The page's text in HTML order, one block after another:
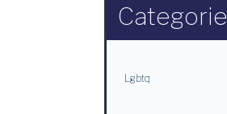
Categorie
Lgbtq